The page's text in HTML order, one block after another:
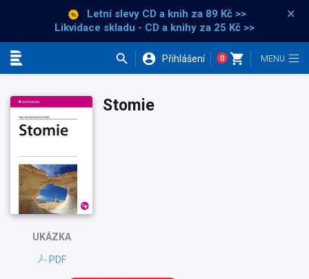
Letní slevy CD a knih za 89 Kč >>
Likvidace skladu - CD a knihy za 25 Kč >>
×
Přihlášení 0
UKÁZKA
PDF
Stomie